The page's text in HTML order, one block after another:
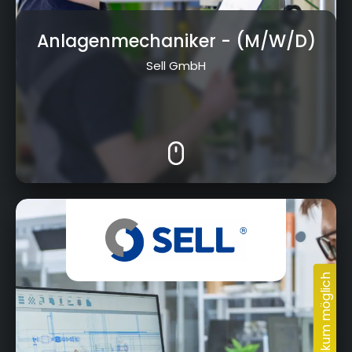
Anlagenmechaniker - (M/W/D)
Sell GmbH